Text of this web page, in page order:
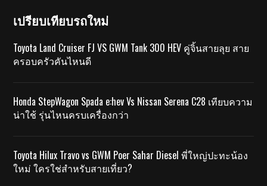
เปรียบเทียบรถใหม่
Toyota Land Cruiser FJ VS GWM Tank 300 HEV คู่จิ้นสายลุย สาย
ครอบครัวคันไหนดี
Honda StepWagon Spada e:hev Vs Nissan Serena C28 เทียบความ
น่าใช้ รุ่นไหนครบเครื่องกว่า
Toyota Hilux Travo vs GWM Poer Sahar Diesel พี่ใหญ่ปะทะน้อง
ใหม่ ใครใช่สำหรับสายเที่ยว?